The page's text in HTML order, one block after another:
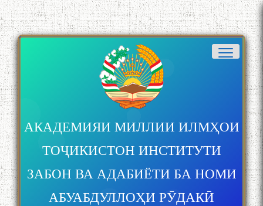
АКАДЕМИЯИ МИЛЛИИ ИЛМҲОИ
ТОҶИКИСТОН ИНСТИТУТИ
ЗАБОН ВА АДАБИЁТИ БА НОМИ
АБУАБДУЛЛОҲИ РӮДАКӢ